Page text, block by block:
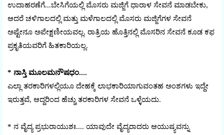
ಉದಾಹರಣೆಗೆ...ಬೇಸಿಗೆಯಲ್ಲಿ ಮೊಸರು ಮಜ್ಜಿಗೆ ಧಾರಾಳ ಸೇವನೆ ಮಾಡಬೇಕು,
ಆದರೆ ಚಳಿಗಾಲದಲ್ಲಿ ಮತ್ತು ಮಳೆಗಾಲದಲ್ಲಿ ಮೊಸರು ಮಜ್ಜಿಗೆಗಳ ಸೇವನೆ
ಅಷ್ಟೇನೂ ಅಪೇಕ್ಷಣೀಯವಲ್ಲ. ರಾತ್ರಿಯ ಹೊತ್ತಿನಲ್ಲಿ ಮೊಸರಿನ ಸೇವನೆ ಕೂಡ ಕಫ
ಪ್ರಕೃತಿಯವರಿಗೆ ಹಿತಕಾರಿಯಲ್ಲ.
* ನಾಸ್ತಿ ಮೂಲಮನೌಷಧಂ....
ಎಲ್ಲಾ ತರಕಾರಿಗಳಲ್ಲಿಯೂ ದೇಹಕ್ಕೆ ಲಾಭಕಾರಿಯಾಗುವಂತಹ ಅಂಶಗಳು ಇದ್ದೇ
ಇರುತ್ತವೆ, ಆದ್ದರಿಂದ ಹೆಚ್ಚು ತರಕಾರಿಗಳ ಸೇವನೆ ಒಳ್ಳೆಯದು.
* ನ ವೈದ್ಯ ಪ್ರಭುರಾಯುಶಃ.... ಯಾವುದೇ ವೈದ್ಯರಾದರು ಆಯುಷ್ಯವನ್ನು